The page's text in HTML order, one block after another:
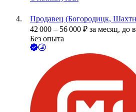
Продавец (Богородицк,
42 000 – 56 000 ₽ за месяц, до
Без опыта